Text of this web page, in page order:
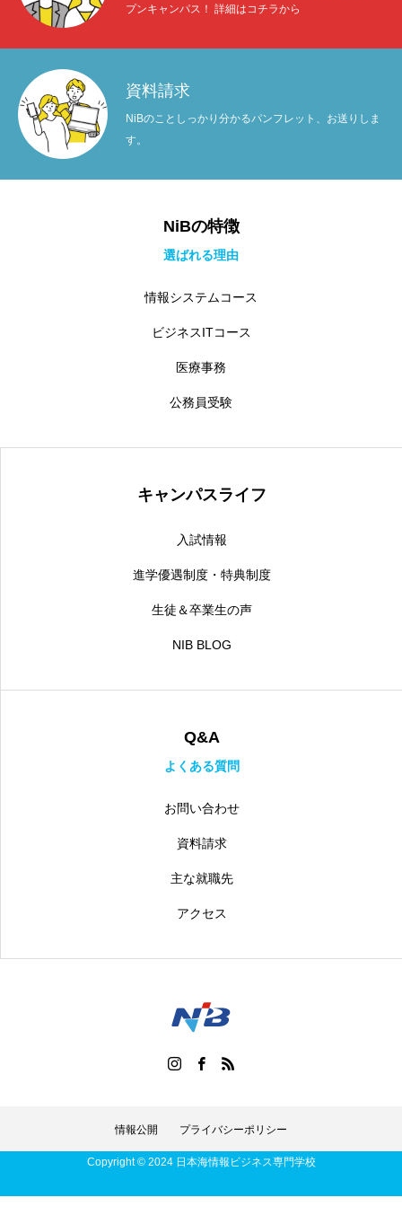
プンキャンパス！ 詳細はコチラから
資料請求
NiBのことしっかり分かるパンフレット、お送りしま
す。
NiBの特徴
選ばれる理由
情報システムコース
ビジネスITコース
医療事務
公務員受験
キャンパスライフ
入試情報
進学優遇制度・特典制度
生徒＆卒業生の声
NIB BLOG
Q&A
よくある質問
お問い合わせ
資料請求
主な就職先
アクセス
情報公開 プライバシーポリシー
Copyright © 2024 日本海情報ビジネス専門学校